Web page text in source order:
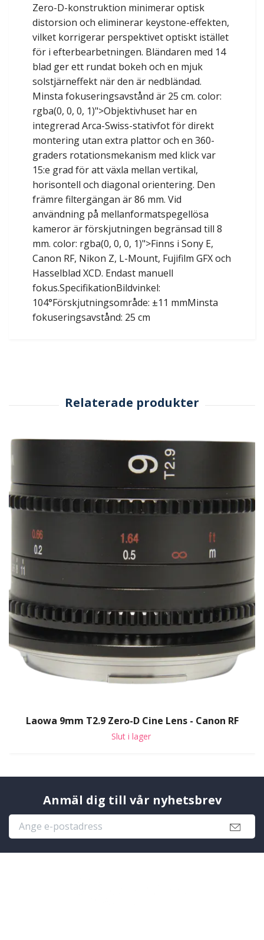
Zero-D-konstruktion minimerar optisk
distorsion och eliminerar keystone-effekten,
vilket korrigerar perspektivet optiskt istället
för i efterbearbetningen. Bländaren med 14
blad ger ett rundat bokeh och en mjuk
solstjärneffekt när den är nedbländad.
Minsta fokuseringsavstånd är 25 cm. color:
rgba(0, 0, 0, 1)">Objektivhuset har en
integrerad Arca-Swiss-stativfot för direkt
montering utan extra plattor och en 360-
graders rotationsmekanism med klick var
15:e grad för att växla mellan vertikal,
horisontell och diagonal orientering. Den
främre filtergängan är 86 mm. Vid
användning på mellanformatspegellösa
kameror är förskjutningen begränsad till 8
mm. color: rgba(0, 0, 0, 1)">Finns i Sony E,
Canon RF, Nikon Z, L-Mount, Fujifilm GFX och
Hasselblad XCD. Endast manuell
fokus.SpecifikationBildvinkel:
104°Förskjutningsområde: ±11 mmMinsta
fokuseringsavstånd: 25 cm
Laowa 9mm T2.9 Zero-D Cine Lens - Canon RF
Slut i lager
Anmäl dig till vår nyhetsbrev